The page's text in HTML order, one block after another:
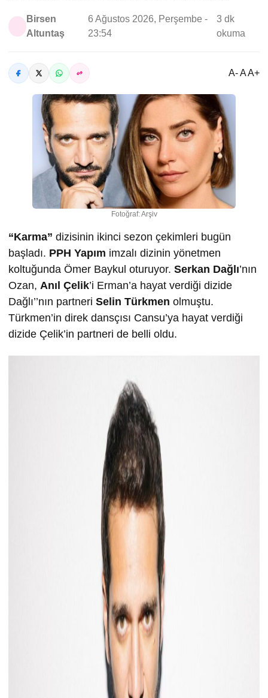
Birsen
Altuntaş
6 Ağustos 2026, Perşembe -
23:54
3 dk
okuma
A- A A+
Fotoğraf: Arşiv
“Karma” dizisinin ikinci sezon çekimleri bugün
başladı. PPH Yapım imzalı dizinin yönetmen
koltuğunda Ömer Baykul oturuyor. Serkan Dağlı’nın
Ozan, Anıl Çelik’i Erman’a hayat verdiği dizide
Dağlı’’nın partneri Selin Türkmen olmuştu.
Türkmen’in direk dansçısı Cansu’ya hayat verdiği
dizide Çelik’in partneri de belli oldu.